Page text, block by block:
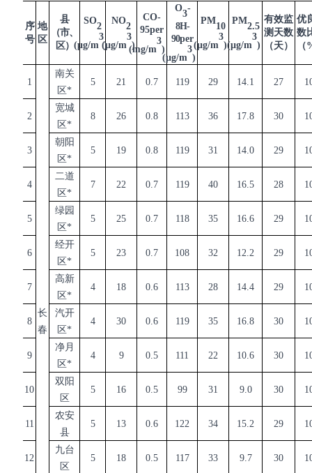
序
号
地
区
县
（市、
区）
SO
2
(μg/m
3
)
NO
2
(μg/m
3
)
CO-
95per
(mg/m
3
)
O
3
-
8H-
90per
(μg/m
3
)
PM
10
(μg/m
3
)
PM
2.5
(μg/m
3
)
有效监
测天数
（天）
优
数
（
1
长
春
南关
区*
5 21 0.7 119 29 14.1 27
2
宽城
区*
8 26 0.8 113 36 17.8 30
3
朝阳
区*
5 19 0.8 119 31 14.0 29
4
二道
区*
7 22 0.7 119 40 16.5 28
5
绿园
区*
5 25 0.7 118 35 16.6 29
6
经开
区*
5 23 0.7 108 32 12.2 29
7
高新
区*
4 18 0.6 113 28 14.4 29
8
汽开
区*
4 30 0.6 119 35 16.8 30
9
净月
区*
4 9 0.5 111 22 10.6 30
10
双阳
区
5 16 0.5 99 31 9.0 30
11
农安
县
5 13 0.6 122 34 15.2 29
12
九台
区
5 18 0.5 117 33 9.7 30